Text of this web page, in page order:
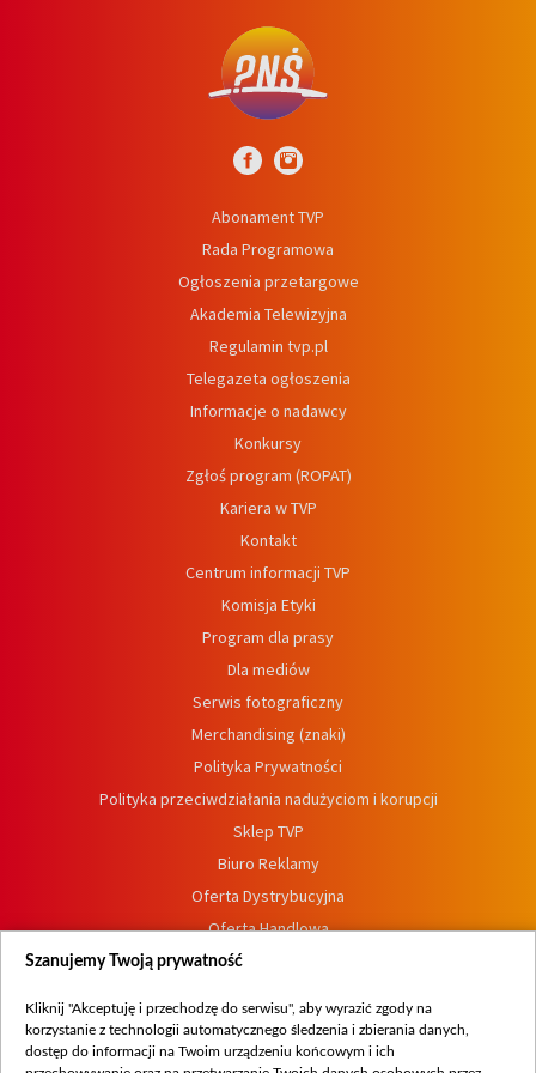
Abonament TVP
Rada Programowa
Ogłoszenia przetargowe
Akademia Telewizyjna
Regulamin tvp.pl
Telegazeta ogłoszenia
Informacje o nadawcy
Konkursy
Zgłoś program (ROPAT)
Kariera w TVP
Kontakt
Centrum informacji TVP
Komisja Etyki
Program dla prasy
Dla mediów
Serwis fotograficzny
Merchandising (znaki)
Polityka Prywatności
Polityka przeciwdziałania nadużyciom i korupcji
Sklep TVP
Biuro Reklamy
Oferta Dystrybucyjna
Oferta Handlowa
Dostępność
Procedura zgłoszeń wewnętrznych
Szanujemy Twoją prywatność
Kliknij "Akceptuję i przechodzę do serwisu", aby wyrazić zgody na
korzystanie z technologii automatycznego śledzenia i zbierania danych,
dostęp do informacji na Twoim urządzeniu końcowym i ich